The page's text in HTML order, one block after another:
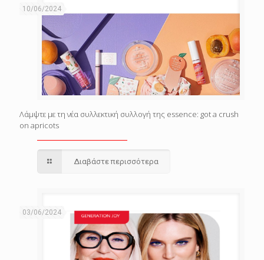
10/06/2024
Λάμψτε με τη νέα συλλεκτική συλλογή της essence: got a crush
on apricots
Διαβάστε περισσότερα
03/06/2024